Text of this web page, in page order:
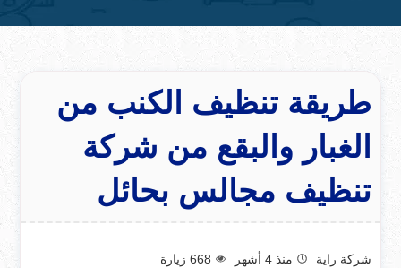
طريقة تنظيف الكنب من
الغبار والبقع من شركة
تنظيف مجالس بحائل
شركة راية منذ 4 أشهر 668 زيارة